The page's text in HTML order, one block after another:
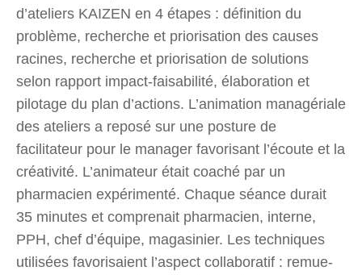
d’ateliers KAIZEN en 4 étapes : définition du
problème, recherche et priorisation des causes
racines, recherche et priorisation de solutions
selon rapport impact-faisabilité, élaboration et
pilotage du plan d’actions. L’animation managériale
des ateliers a reposé sur une posture de
facilitateur pour le manager favorisant l’écoute et la
créativité. L’animateur était coaché par un
pharmacien expérimenté. Chaque séance durait
35 minutes et comprenait pharmacien, interne,
PPH, chef d’équipe, magasinier. Les techniques
utilisées favorisaient l’aspect collaboratif : remue-